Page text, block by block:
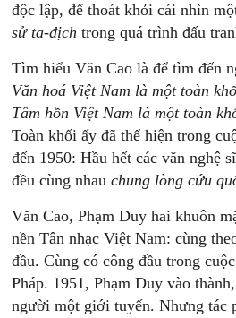
độc lập, để thoát khỏi cái nhìn
sử ta-địch trong quá trình đấu
Tìm hiểu Văn Cao là để tìm đến
Văn hoá Việt Nam là một toàn
Tâm hồn Việt Nam là một toàn
Toàn khối ấy đã thể hiện trong
đến 1950: Hầu hết các văn nghệ
đều cùng nhauchung lòng cứu
Văn Cao, Phạm Duy hai khuôn
nền Tân nhạc Việt Nam: cùng
đầu. Cùng có công đầu trong
Pháp. 1951, Phạm Duy vào
người một giới tuyến. Nhưng tác